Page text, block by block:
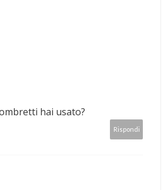
hai usato?
Rispondi